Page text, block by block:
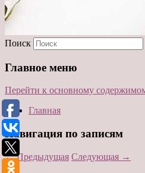
Поиск
Главное меню
Перейти к основному
Главная
Навигация по записям
←Предыдущая Следующая →